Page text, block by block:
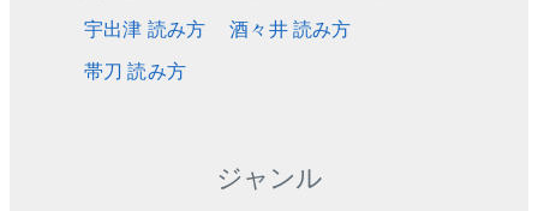
宇出津 読み方
酒々井 読み方
帯刀 読み方
ジャンル